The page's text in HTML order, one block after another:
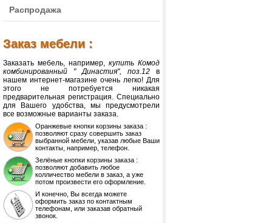
Распродажа
Заказ мебели :
Заказать мебель, например, купить Комод
комбинированный " Династия", поз.12 в
нашем интернет-магазине очень легко! Для
этого не потребуется никакая
предварительная регистрация. Специально
для Вашего удобства, мы предусмотрели
все возможные варианты заказа.
Оранжевые кнопки корзины заказа :
позволяют сразу совершить заказ
выбранной мебели, указав любые Ваши
контакты, например, телефон.
Зелёные кнопки корзины заказа :
позволяют добавить любое
колличество мебели в заказ, а уже
потом произвести его оформление.
И конечно, Вы всегда можете
оформить заказ по контактным
телефонам, или заказав обратный
звонок.